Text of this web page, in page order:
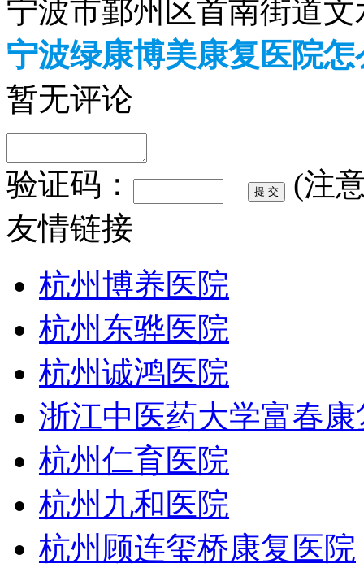
宁波市鄞州区首南街道文
宁波绿康博美康复医院怎
暂无评论
验证码：
(注
友情链接
杭州博养医院
杭州东骅医院
杭州诚鸿医院
浙江中医药大学富春
杭州仁育医院
杭州九和医院
杭州顾连玺桥康复医院